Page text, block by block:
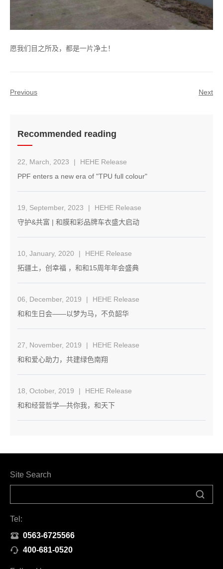
愿我们目之所及，都是一片净土！
Previous Next
Recommended reading
22, March, 2023 |
HEHE Release
PPF enters a new era of "TPU full colour"
19, September, 2023 |
HEHE Release
守护&共富 | 和膜和彩品牌车衣盛大启动
10, January, 2020 |
HEHE Release
拓疆土，创幸福 ，和和15周年年会盛典
06, December, 2019 |
HEHE Release
和和生日会——以梦为马，不负韶华
27, November, 2019 |
HEHE Release
和和爱心助力，共建绿色南翔
18, October, 2019 |
HEHE Release
和和经营哲学—共你我，和天下
Site Search
Tel:
0563-6725566
400-681-0520